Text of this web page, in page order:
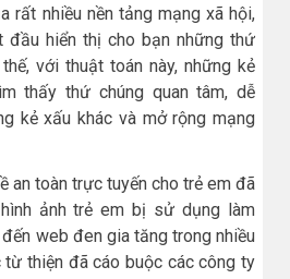
rất nhiều nền tảng mạng xã hội,
đầu hiển thị cho bạn những thứ
với thuật toán này, những kẻ
thấy thứ chúng quan tâm, dễ
kẻ xấu khác và mở rộng mạng
an toàn trực tuyến cho trẻ em đã
ảnh trẻ em bị sử dụng làm
web đen gia tăng trong nhiều
từ thiện đã cáo buộc các công ty